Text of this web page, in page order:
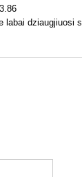
labai dziaugjiuosi